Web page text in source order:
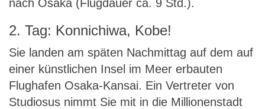
nach Osaka (Flugdauer ca. 9 Std.).
2. Tag: Konnichiwa, Kobe!
Sie landen am späten Nachmittag auf dem auf
einer künstlichen Insel im Meer erbauten
Flughafen Osaka-Kansai. Ein Vertreter von
Studiosus nimmt Sie mit in die Millionenstadt